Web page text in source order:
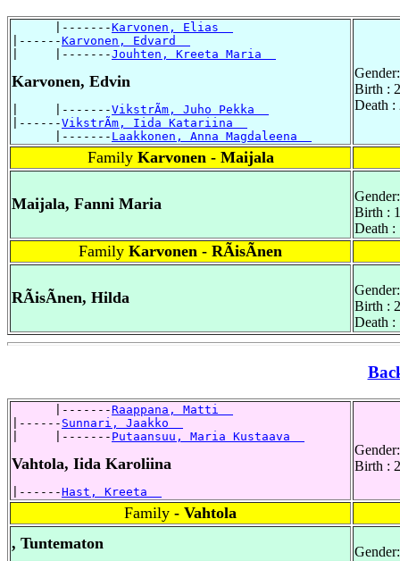
      |-------
Karvonen, Elias
|------Karvonen, Edvard
|     |-------Jouhten, Kreeta Maria
Karvonen, Edvin
|     |-------VikstrÃm, Juho Pekka
|------VikstrÃm, Iida Katariina
      |-------
Laakkonen, Anna Magdaleena
Birth :
Death :
Family Karvonen - Maijala
Maijala, Fanni Maria
Birth :
Death :
Family Karvonen - RÃisÃnen
RÃisÃnen, Hilda
Birth :
Death :
      |-------
Raappana, Matti
|------ Sunnari, Jaakko
|     |------- Putaansuu, Maria Kustaava
Vahtola, Iida Karoliina
|------Hast, Kreeta
Birth :
Family - Vahtola
, Tuntematon